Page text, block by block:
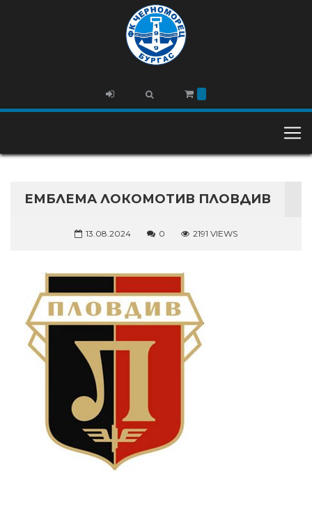
ЕМБЛЕМА ЛОКОМОТИВ ПЛОВДИВ
13.08.2024 0 2191 VIEWS